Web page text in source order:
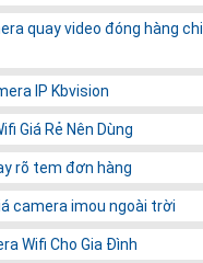
quay video đóng hàng chi
IP Kbvision
Giá Rẻ Nên Dùng
rõ tem đơn hàng
camera imou ngoài trời
Wifi Cho Gia Đình